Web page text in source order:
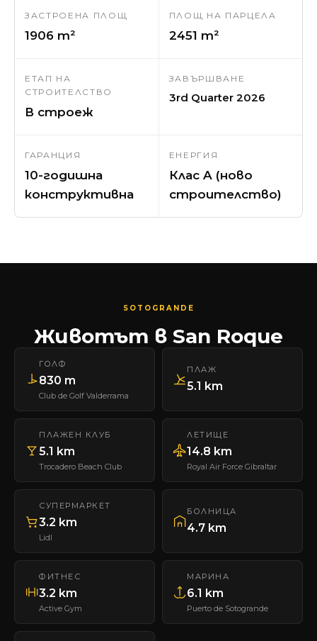
ЗАСТРОЕНА ПЛОЩ
1906 m²
ПЛОЩ НА ПАРЦЕЛА
2451 m²
ЕТАП НА
СТРОИТЕЛСТВО
В строеж
ЗАВЪРШВАНЕ
3rd Quarter 2026
ГАРАНЦИЯ
10-годишна
конструктивна
ЕНЕРГИЯ
Клас A (ново
строителство)
SOTOGRANDE
Животът в San Roque
ГОЛФ
830 m
Club de Golf Valderrama
ПЛАЖ
5.1 km
ПЛАЖЕН КЛУБ
5.1 km
Trocadero Beach Club
ЛЕТИЩЕ
14.8 km
Royal Air Force Gibraltar
СУПЕРМАРКЕТ
3.2 km
Lidl
БОЛНИЦА
4.7 km
ФИТНЕС
3.2 km
Active Gym
МАРИНА
6.1 km
Puerto de Sotogrande